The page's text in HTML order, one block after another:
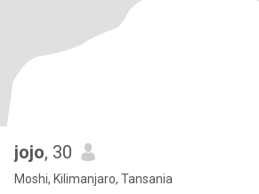
jojo, 30
Moshi, Kilimanjaro, Tansania